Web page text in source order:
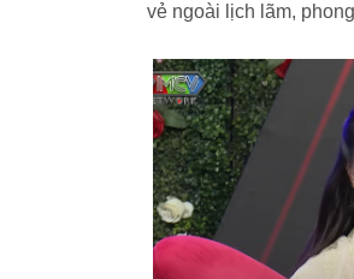
vẻ ngoài lịch lãm,